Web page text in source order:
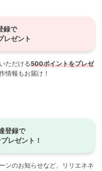
録で
レゼント
ただける500ポイントをプレゼ
情報もお届け！
登録で
レゼント！
ンのお知らせなど、リリエネネ